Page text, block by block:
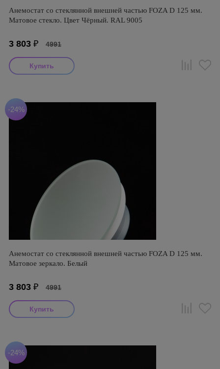
Анемостат со стеклянной внешней частью FOZA D 125 мм.
Матовое стекло. Цвет Чёрный. RAL 9005
3 803 ₽ 4991
-24%
Анемостат со стеклянной внешней частью FOZA D 125 мм.
Матовое зеркало. Белый
3 803 ₽ 4991
-24%